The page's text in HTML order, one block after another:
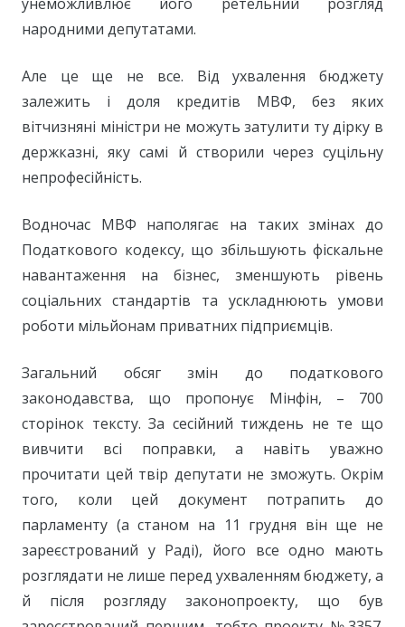
народними депутатами.
Але це ще не все. Від ухвалення бюджету
залежить і доля кредитів МВФ, без яких
вітчизняні міністри не можуть затулити ту дірку в
держказні, яку самі й створили через суцільну
непрофесійність.
Водночас МВФ наполягає на таких змінах до
Податкового кодексу, що збільшують фіскальне
навантаження на бізнес, зменшують рівень
соціальних стандартів та ускладнюють умови
роботи мільйонам приватних підприємців.
Загальний обсяг змін до податкового
законодавства, що пропонує Мінфін, – 700
сторінок тексту. За сесійний тиждень не те що
вивчити всі поправки, а навіть уважно
прочитати цей твір депутати не зможуть. Окрім
того, коли цей документ потрапить до
парламенту (а станом на 11 грудня він ще не
зареєстрований у Раді), його все одно мають
розглядати не лише перед ухваленням бюджету, а
й після розгляду законопроекту, що був